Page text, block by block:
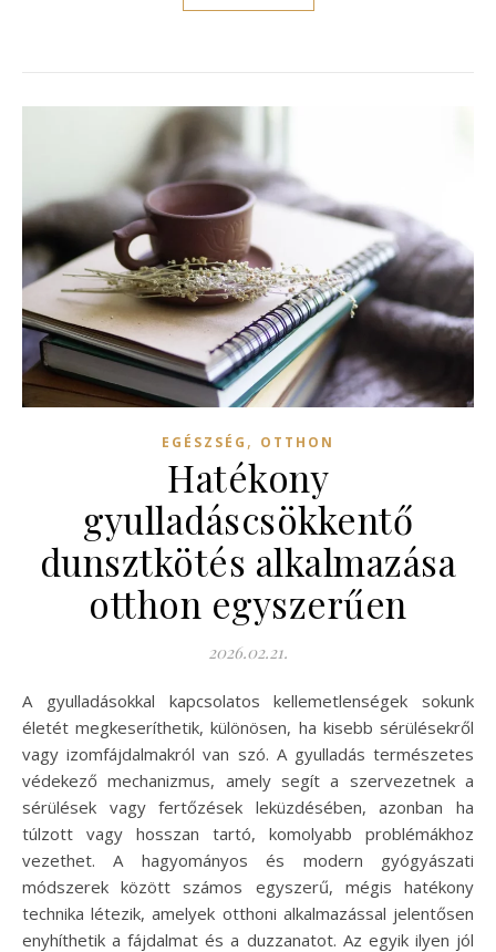
EGÉSZSÉG , OTTHON
Hatékony
gyulladáscsökkentő
dunsztkötés alkalmazása
otthon egyszerűen
2026.02.21.
A gyulladásokkal kapcsolatos kellemetlenségek sokunk
életét megkeseríthetik, különösen, ha kisebb sérülésekről
vagy izomfájdalmakról van szó. A gyulladás természetes
védekező mechanizmus, amely segít a szervezetnek a
sérülések vagy fertőzések leküzdésében, azonban ha
túlzott vagy hosszan tartó, komolyabb problémákhoz
vezethet. A hagyományos és modern gyógyászati
módszerek között számos egyszerű, mégis hatékony
technika létezik, amelyek otthoni alkalmazással jelentősen
enyhíthetik a fájdalmat és a duzzanatot. Az egyik ilyen jól